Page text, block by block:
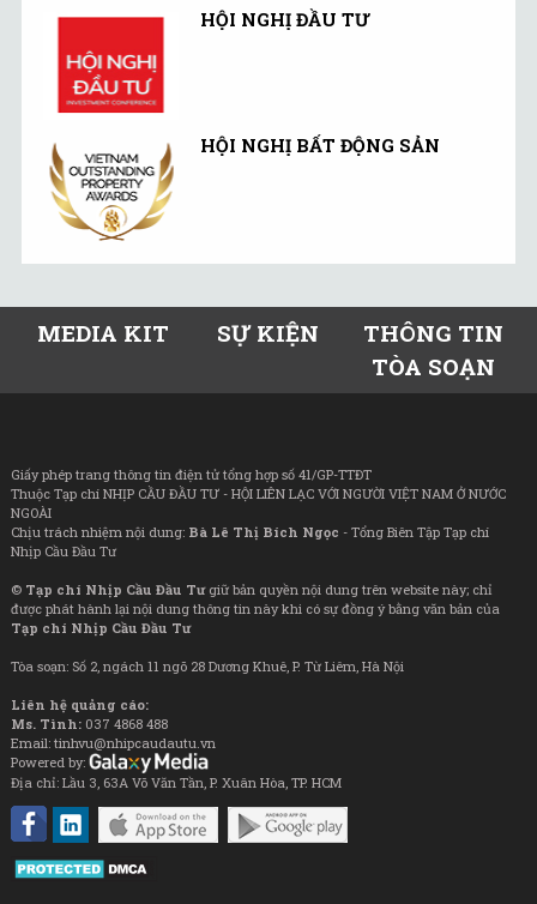
HỘI NGHỊ ĐẦU TƯ
HỘI NGHỊ BẤT ĐỘNG SẢN
MEDIA KIT SỰ KIỆN
THÔNG TIN
TÒA SOẠN
Giấy phép trang thông tin điện tử tổng hợp số 41/GP-TTĐT
Thuộc Tạp chí NHỊP CẦU ĐẦU TƯ - HỘI LIÊN LẠC VỚI NGƯỜI VIỆT NAM Ở NƯỚC
NGOÀI
Chịu trách nhiệm nội dung: Bà Lê Thị Bích Ngọc - Tổng Biên Tập Tạp chí
Nhịp Cầu Đầu Tư
© Tạp chí Nhịp Cầu Đầu Tưgiữ bản quyền nội dung trên website này; chỉ
được phát hành lại nội dung thông tin này khi có sự đồng ý bằng văn bản của
Tạp chí Nhịp Cầu Đầu Tư
Tòa soạn: Số 2, ngách 11 ngõ 28 Dương Khuê, P. Từ Liêm, Hà Nội
Liên hệ quảng cáo:
Ms. Tình: 037 4868 488
Email: tinhvu@nhipcaudautu.vn
Powered by:
Địa chỉ: Lầu 3, 63A Võ Văn Tần, P. Xuân Hòa, TP. HCM